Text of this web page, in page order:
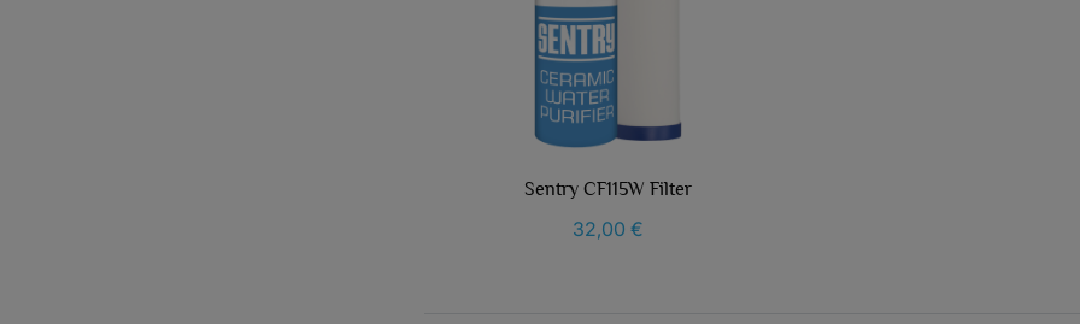
Sentry CF115W Filter
32,00 €